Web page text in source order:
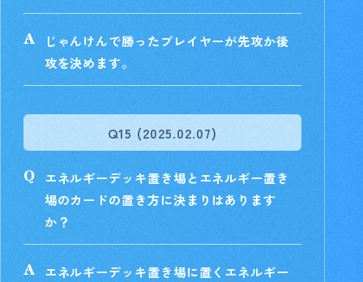
じゃんけんで勝ったプレイヤーが先攻か後
攻を決めます。
Q15 (2025.02.07)
エネルギーデッキ置き場とエネルギー置き
場のカードの置き方に決まりはあります
か？
エネルギーデッキ置き場に置くエネルギー